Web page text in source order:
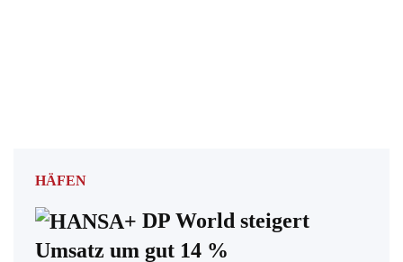
HÄFEN
DP World steigert
Umsatz um gut 14 %